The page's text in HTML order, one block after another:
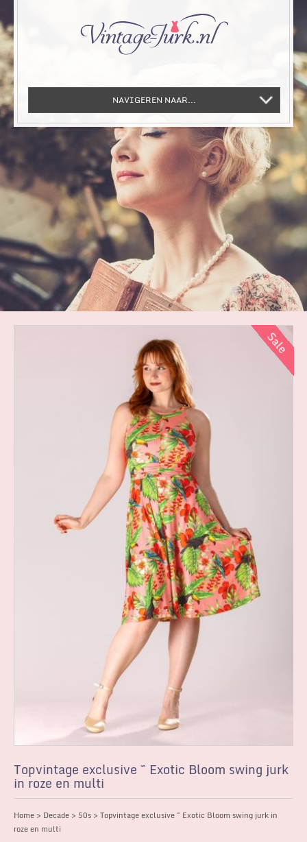
NAVIGEREN NAAR...
Topvintage exclusive ~ Exotic Bloom swing jurk
in roze en multi
Home > Decade > 50s > Topvintage exclusive ~ Exotic Bloom swing jurk in
roze en multi